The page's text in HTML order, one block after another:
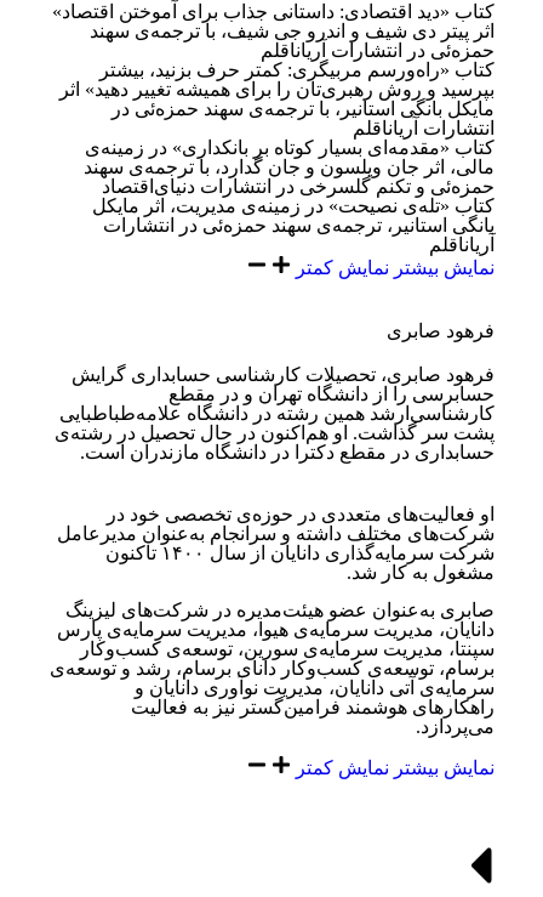
کتاب «دید اقتصادی: داستانی جذاب برای آموختن اقتصاد»
اثر پیتر دی شیف و اندرو جی شیف، با ترجمه‌ی سهند
حمزه‌ئی در انتشارات آریاناقلم
کتاب «راه‌ورسم مربیگری: کمتر حرف بزنید، بیشتر
بپرسید و روش رهبری‌تان را برای همیشه تغییر دهید» اثر
مایکل بانگی استانیر، با ترجمه‌ی سهند حمزه‌ئی در
انتشارات آریاناقلم
کتاب «مقدمه‌ای بسیار کوتاه بر بانکداری» در زمینه‌ی
مالی، اثر جان ویلسون و جان گدارد، با ترجمه‌ی سهند
حمزه‌ئی و تکنم گلسرخی ‏در انتشارات دنیای‌اقتصاد
کتاب «تله‌ی نصیحت» در زمینه‌ی مدیریت، اثر مایکل
بانگی استانیر، ترجمه‌ی سهند حمزه‌ئی در انتشارات
آریاناقلم
نمایش بیشتر نمایش کمتر
فرهود صابری
فرهود صابری، تحصیلات کارشناسی حسابداری گرایش
حسابرسی را از دانشگاه تهران و در مقطع
کارشناسی‌ارشد همین رشته در دانشگاه علامه‌طباطبایی
پشت سر گذاشت. او هم‌اکنون در حال تحصیل در رشته‌ی
حسابداری در مقطع دکترا در دانشگاه مازندران است.
او فعالیت‌های متعددی در حوزه‌ی تخصصی خود در
شرکت‌های مختلف داشته و سرانجام به‌عنوان مدیرعامل
شرکت سرمایه‌گذاری دانایان از سال ۱۴۰۰ تاکنون
مشغول به کار شد.
صابری به‌عنوان عضو هیئت‌مدیره در شرکت‌های لیزینگ
دانایان، مدیریت سرمایه‌ی هیوا، مدیریت سرمایه‌ی پارس
سپنتا، مدیریت سرمایه‌ی سورین، توسعه‌ی کسب‌وکار
برسام، توسعه‌ی کسب‌و‌کار دانای برسام، رشد و توسعه‌ی
سرمایه‌ی آتی دانایان، مدیریت نوآوری دانایان و
راهکارهای هوشمند فرامین‌‌گستر نیز به فعالیت
می‌پردازد.
نمایش بیشتر نمایش کمتر